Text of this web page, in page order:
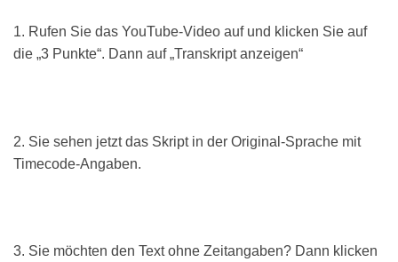
1. Rufen Sie das YouTube-Video auf und klicken Sie auf
die „3 Punkte“. Dann auf „Transkript anzeigen“
2. Sie sehen jetzt das Skript in der Original-Sprache mit
Timecode-Angaben.
3. Sie möchten den Text ohne Zeitangaben? Dann klicken